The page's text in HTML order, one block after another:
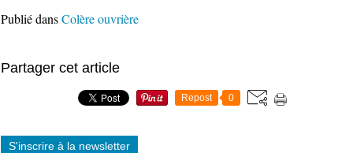
Publié dansColère ouvrière
Partager cet article
Repost 0
S'inscrire à la newsletter